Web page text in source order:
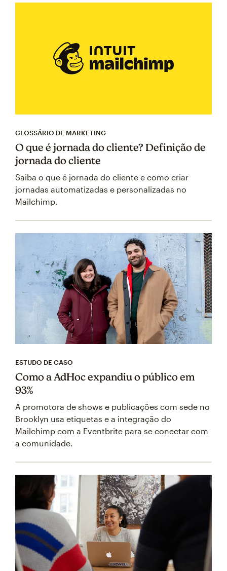
GLOSSÁRIO DE MARKETING
O que é jornada do cliente? Definição de
jornada do cliente
Saiba o que é jornada do cliente e como criar
jornadas automatizadas e personalizadas no
Mailchimp.
ESTUDO DE CASO
Como a AdHoc expandiu o público em
93%
A promotora de shows e publicações com sede no
Brooklyn usa etiquetas e a integração do
Mailchimp com a Eventbrite para se conectar com
a comunidade.